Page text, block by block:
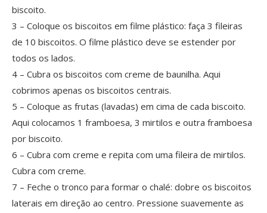
biscoito.
3 – Coloque os biscoitos em filme plástico: faça 3 fileiras
de 10 biscoitos. O filme plástico deve se estender por
todos os lados.
4 – Cubra os biscoitos com creme de baunilha. Aqui
cobrimos apenas os biscoitos centrais.
5 – Coloque as frutas (lavadas) em cima de cada biscoito.
Aqui colocamos 1 framboesa, 3 mirtilos e outra framboesa
por biscoito.
6 – Cubra com creme e repita com uma fileira de mirtilos.
Cubra com creme.
7 – Feche o tronco para formar o chalé: dobre os biscoitos
laterais em direção ao centro. Pressione suavemente as